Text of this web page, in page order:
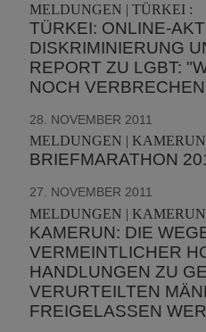
MELDUNGEN | TÜRKEI :
TÜRKEI: ONLINE-
DISKRIMINIERUNG
REPORT ZU LGBT:
NOCH
28. NOVEMBER 2011
MELDUNGEN |
BRIEFMARATHON
27. NOVEMBER 2011
MELDUNGEN |
KAMERUN: DIE
VERMEINTLICHER
HANDLUNGEN ZU
VERURTEILTEN
FREIGELASSEN